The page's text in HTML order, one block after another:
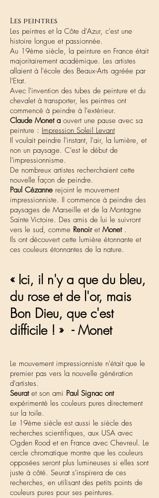
Les peintres
Les peintres et la Côte d'Azur, c'est une
histoire longue et passionnée.
Au 19ème siècle, la peinture en France était
majoritairement académique. Les artistes
allaient à l'école des Beaux-Arts agréée par
l'Etat.
Avec l'invention des tubes de peinture et du
chevalet à transporter, les peintres ont
commencé à peindre à l'extérieur.
Claude Monet a ouvert une pause avec sa
peinture : Impression Soleil Levant
Il voulait peindre l'instant, l'air, la lumière, et
non un paysage. C'est le début de
l'impressionnisme.
De nombreux artistes recherchaient cette
nouvelle façon de peindre.
Paul Cézanne rejoint le mouvement
impressionniste. Il commence à peindre des
paysages de Marseille et de la Montagne
Sainte Victoire. Des amis de lui le suivront
vers le sud, comme Renoiret Monet.
Ils ont découvert cette lumière étonnante et
ces couleurs étonnantes de la nature.
« Ici, il n'y a que du bleu,
du rose et de l'or, mais
Bon Dieu, que c'est
difficile ! » - Monet
Le mouvement impressionniste n'était que le
premier pas vers la nouvelle génération
d'artistes.
Seuratet son ami Paul Signac ont
expérimenté les couleurs pures directement
sur la toile.
Le 19ème siècle est aussi le siècle des
recherches scientifiques, aux USA avec
Ogden Rood et en France avec Chevreul. Le
cercle chromatique montre que les couleurs
opposées seront plus lumineuses si elles sont
juste à côté. Seurat s'inspirera de ces
recherches, en utilisant des petits points de
couleurs pures pour ses peintures.